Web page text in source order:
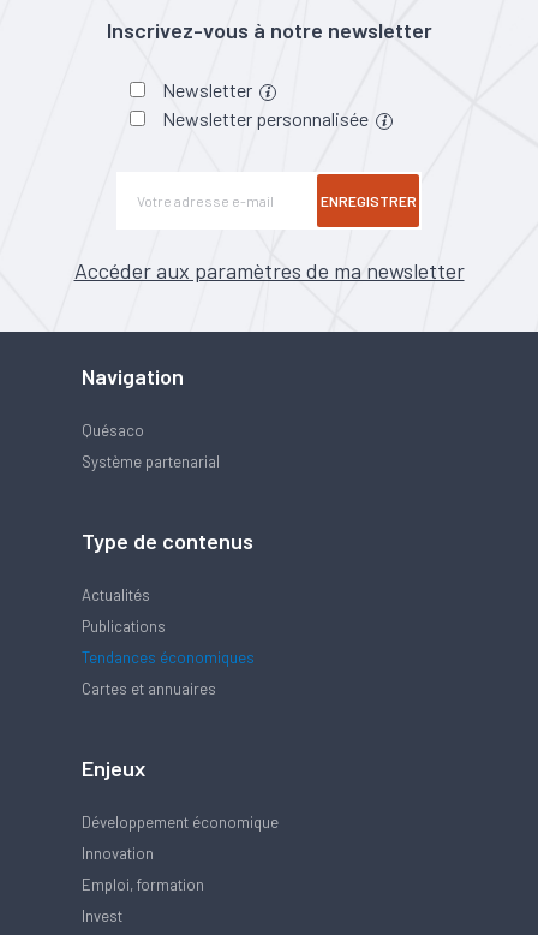
Inscrivez-vous à notre newsletter
Newsletter
Newsletter personnalisée
ENREGISTRER
Accéder aux paramètres de ma newsletter
Navigation
Quésaco
Système partenarial
Type de contenus
Actualités
Publications
Tendances économiques
Cartes et annuaires
Enjeux
Développement économique
Innovation
Emploi, formation
Invest